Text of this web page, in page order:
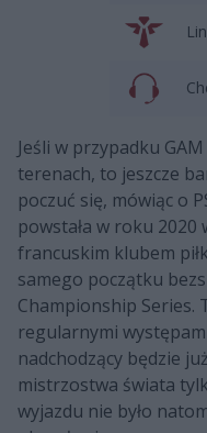
Jeśli w przypadku
terenach, to jeszcze
poczuć się, mówiąc o
powstała w roku
francuskim klubem
samego początku
Championship Series.
regularnymi
nadchodzący będzie
mistrzostwa świata
wyjazdu nie było